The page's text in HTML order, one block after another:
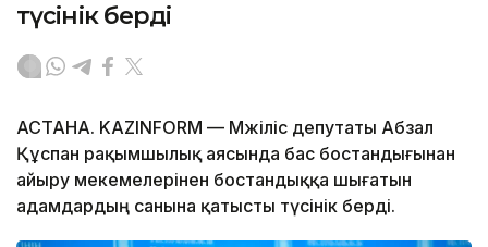
түсінік берді
АСТАНА. KAZINFORM — Мәжіліс депутаты Абзал
Құспан рақымшылық аясында бас бостандығынан
айыру мекемелерінен бостандыққа шығатын
адамдардың санына қатысты түсінік берді.